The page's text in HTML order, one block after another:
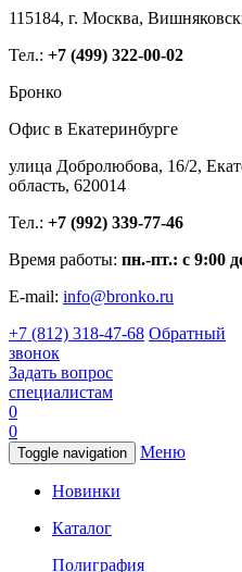
115184, г. Москва,
Тел.: +7 (499) 322-00-02
Бронко
Офис в Екатеринбурге
улица Добролюбова, 16/2,
область, 620014
Тел.: +7 (992) 339-77-46
Время работы: пн.-пт.: с 9:00
E-mail: info@bronko.ru
+7 (812) 318-47-68 Обратный
звонок
Задать вопрос
специалистам
0
0
Toggle navigation Меню
Новинки
Каталог
Полиграфия